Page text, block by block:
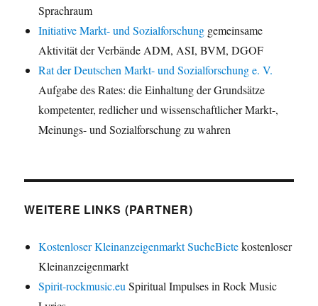
Sprachraum
Initiative Markt- und Sozialforschung gemeinsame
Aktivität der Verbände ADM, ASI, BVM, DGOF
Rat der Deutschen Markt- und Sozialforschung e. V.
Aufgabe des Rates: die Einhaltung der Grundsätze
kompetenter, redlicher und wissenschaftlicher Markt-,
Meinungs- und Sozialforschung zu wahren
WEITERE LINKS (PARTNER)
Kostenloser Kleinanzeigenmarkt SucheBietekostenloser
Kleinanzeigenmarkt
Spirit-rockmusic.eu Spiritual Impulses in Rock Music